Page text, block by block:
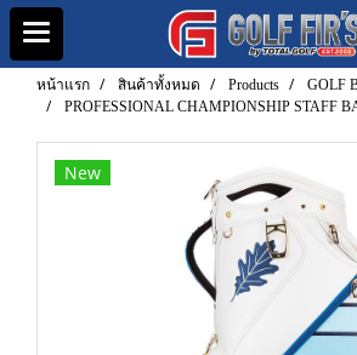
หน้าแรก สินค้าทั้งหมด Products
GOLF
PROFESSIONAL CHAMPIONSHIP STAFF
New